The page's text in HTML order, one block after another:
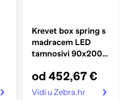
Krevet box spring s
madracem LED
tamnosivi 90x200
od 452,67 €
Vidi u Zebra.hr